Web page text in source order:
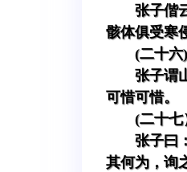
张子偕
骸体俱受寒
(二十六)
张子谓
可惜可惜。
(二十七
张子曰
其何为，询